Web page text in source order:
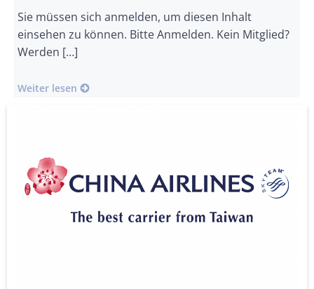
Sie müssen sich anmelden, um diesen Inhalt
einsehen zu können. Bitte Anmelden. Kein Mitglied?
Werden […]
Weiter lesen